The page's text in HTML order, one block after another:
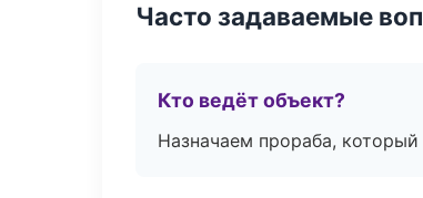
Часто задаваемые
Кто ведёт объект?
Назначаем прораба,